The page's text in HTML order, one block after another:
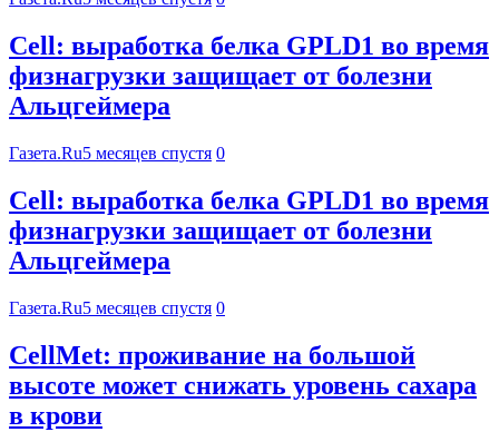
Cell: выработка белка GPLD1 во время
физнагрузки защищает от болезни
Альцгеймера
Газета.Ru5 месяцев спустя 0
Cell: выработка белка GPLD1 во время
физнагрузки защищает от болезни
Альцгеймера
Газета.Ru5 месяцев спустя 0
CellMet: проживание на большой
высоте может снижать уровень сахара
в крови